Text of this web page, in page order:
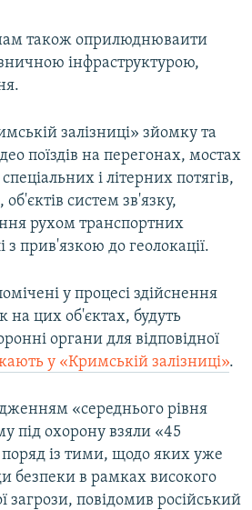
також оприлюднюваити
інфраструктурою,
залізниці» зйомку та
поїздів на перегонах, мостах
і літерних потягів,
систем зв'язку,
рухом транспортних
з прив'язкою до геолокації.
у процесі здійснення
на цих об'єктах, будуть
органи для відповідної
у «Кримській залізниці».
«середнього рівня
під охорону взяли «45
із тими, щодо яких уже
безпеки в рамках високого
загрози, повідомив російський